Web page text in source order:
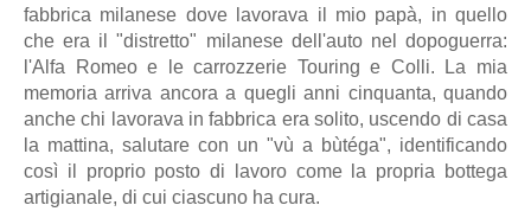
fabbrica milanese dove lavorava il mio papà, in quello
che era il "distretto" milanese dell'auto nel dopoguerra:
l'Alfa Romeo e le carrozzerie Touring e Colli. La mia
memoria arriva ancora a quegli anni cinquanta, quando
anche chi lavorava in fabbrica era solito, uscendo di casa
la mattina, salutare con un "vù a bùtéga", identificando
così il proprio posto di lavoro come la propria bottega
artigianale, di cui ciascuno ha cura.